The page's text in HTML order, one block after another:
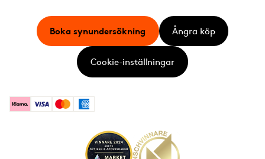
KlarnaVisa MastercardAmerican Express
Boka synundersökning Ångra köp
Cookie-inställningar